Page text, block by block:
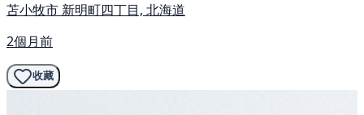
苫小牧市 新明町四丁目, 北海道
2個月前
收藏